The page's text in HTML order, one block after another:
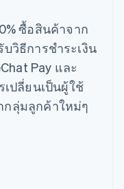
สาม
สาน
าน
ไลน์
งิน
าม
ตาม
ที่ได้ซื้อสินค้าจาก
วิธีการชำระเงิน
Pay และ
เปลี่ยนเป็นผู้ใช้
กลุ่มลูกค้าใหม่ๆ